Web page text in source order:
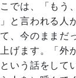
では、「もう
と言われる人
、今のままだ
げます。「外
いう話をして